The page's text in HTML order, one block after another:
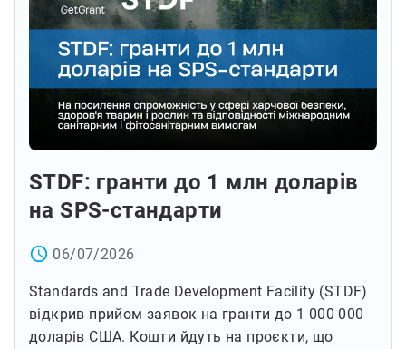
STDF: гранти до 1 млн доларів
на SPS-стандарти
access_time 06/07/2026
Standards and Trade Development Facility (STDF)
відкрив прийом заявок на гранти до 1 000 000
доларів США. Кошти йдуть на проєкти, що